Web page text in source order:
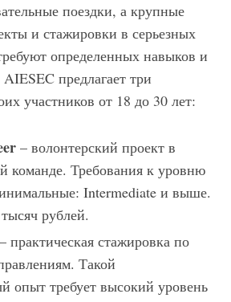
поездки, а крупные
и стажировки в серьезных
определенных навыков и
предлагает три
участников от 18 до 30 лет:
– волонтерский проект в
команде. Требования к уровню
Intermediate и выше.
рублей.
практическая стажировка по
Такой
опыт требует высокий уровень